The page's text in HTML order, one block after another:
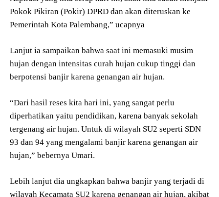
Pokok Pikiran (Pokir) DPRD dan akan diteruskan ke
Pemerintah Kota Palembang,” ucapnya
Lanjut ia sampaikan bahwa saat ini memasuki musim
hujan dengan intensitas curah hujan cukup tinggi dan
berpotensi banjir karena genangan air hujan.
“Dari hasil reses kita hari ini, yang sangat perlu
diperhatikan yaitu pendidikan, karena banyak sekolah
tergenang air hujan. Untuk di wilayah SU2 seperti SDN
93 dan 94 yang mengalami banjir karena genangan air
hujan,” bebernya Umari.
Lebih lanjut dia ungkapkan bahwa banjir yang terjadi di
wilayah Kecamata SU2 karena genangan air hujan, akibat